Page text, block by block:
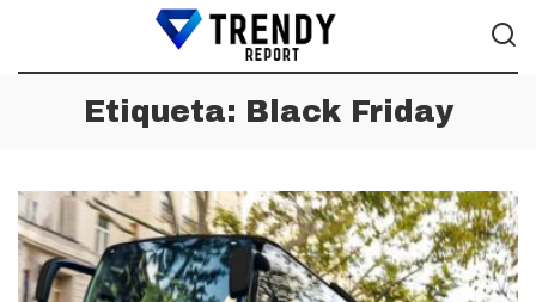
Etiqueta: Black Friday